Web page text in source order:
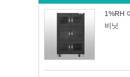
1%RH
비닛